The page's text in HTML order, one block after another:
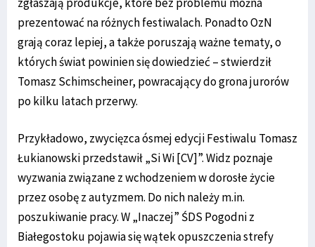
prezentować na różnych festiwalach. Ponadto OzN
grają coraz lepiej, a także poruszają ważne tematy, o
których świat powinien się dowiedzieć – stwierdził
Tomasz Schimscheiner, powracający do grona jurorów
po kilku latach przerwy.
Przykładowo, zwycięzca ósmej edycji Festiwalu Tomasz
Łukianowski przedstawił „Si Wi [CV]”. Widz poznaje
wyzwania związane z wchodzeniem w dorosłe życie
przez osobę z autyzmem. Do nich należy m.in.
poszukiwanie pracy. W „Inaczej” ŚDS Pogodni z
Białegostoku pojawia się wątek opuszczenia strefy